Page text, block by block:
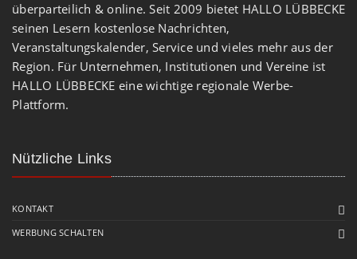
überparteilich & online. Seit 2009 bietet HALLO LÜBBECKE
seinen Lesern kostenlose Nachrichten,
Veranstaltungskalender, Service und vieles mehr aus der
Region. Für Unternehmen, Institutionen und Vereine ist
HALLO LÜBBECKE eine wichtige regionale Werbe-
Plattform.
Nützliche Links
KONTAKT
WERBUNG SCHALTEN